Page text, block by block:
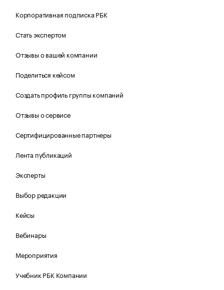
Корпоративная подписка РБК
Стать экспертом
Отзывы о вашей компании
Поделиться кейсом
Создать профиль группы компаний
Отзывы о сервисе
Сертифицированные партнеры
Лента публикаций
Эксперты
Выбор редакции
Кейсы
Вебинары
Мероприятия
Учебник РБК Компании